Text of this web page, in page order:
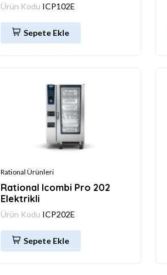
Ürün Kodu ICP102E
Sepete Ekle
Rational Ürünleri
Rational Icombi Pro 202
Elektrikli
Ürün Kodu ICP202E
Sepete Ekle